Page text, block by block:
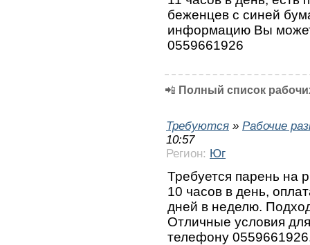
беженцев с синей
информацию Вы
0559661926
📲 Полный список
Требуются » Рабочие
10:57
Регион: Юг
Требуется парень на
10 часов в день,
дней в неделю.
Отличные условия
телефону